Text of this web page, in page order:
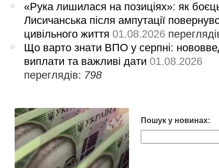
«Рука лишилася на позиціях»: як
Лисичанська після ампутації
цивільного життя 01.08.2026
Що варто знати ВПО у серпні:
виплати та важливі дати 01.08.2026
переглядів: 798
Пошук у новинах: